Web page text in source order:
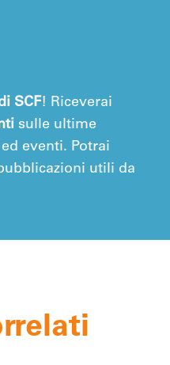
SCF! Riceverai
sulle ultime
eventi. Potrai
utili da